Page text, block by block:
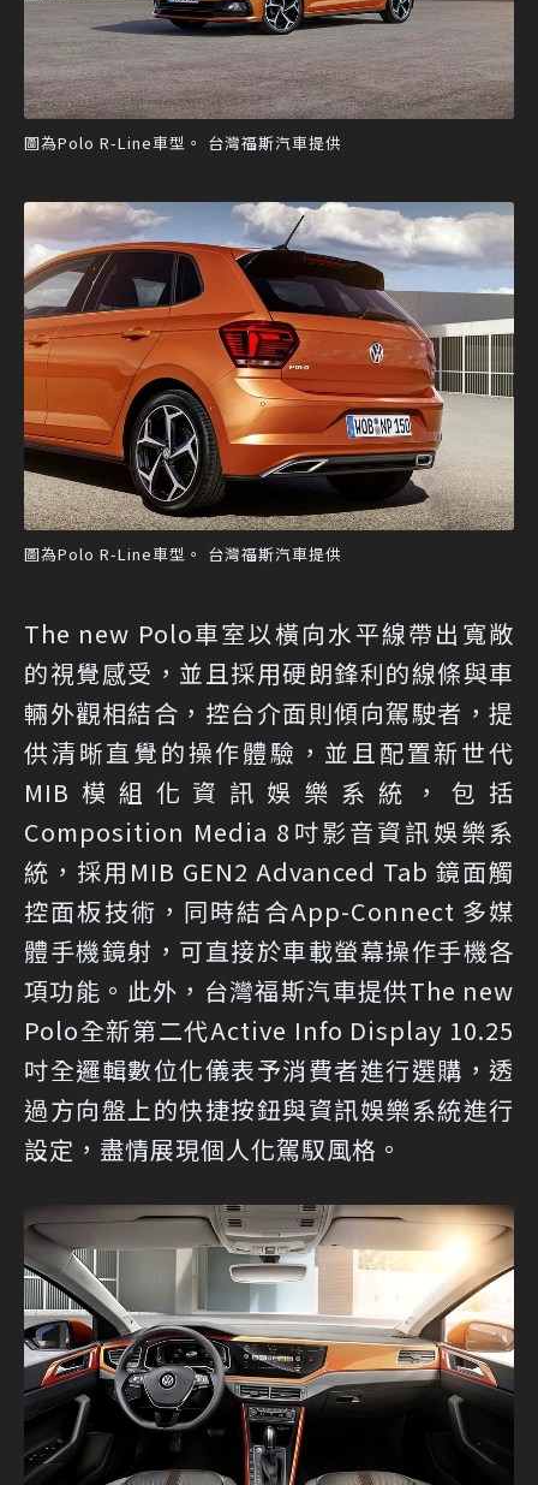
圖為Polo R-Line車型。 台灣福斯汽車提供
圖為Polo R-Line車型。 台灣福斯汽車提供
The new Polo車室以橫向水平線帶出寬敞
的視覺感受，並且採用硬朗鋒利的線條與車
輛外觀相結合，控台介面則傾向駕駛者，提
供清晰直覺的操作體驗，並且配置新世代
MIB模組化資訊娛樂系統，包括
Composition Media 8吋影音資訊娛樂系
統，採用MIB GEN2 Advanced Tab 鏡面觸
控面板技術，同時結合App-Connect 多媒
體手機鏡射，可直接於車載螢幕操作手機各
項功能。此外，台灣福斯汽車提供The new
Polo全新第二代Active Info Display 10.25
吋全邏輯數位化儀表予消費者進行選購，透
過方向盤上的快捷按鈕與資訊娛樂系統進行
設定，盡情展現個人化駕馭風格。